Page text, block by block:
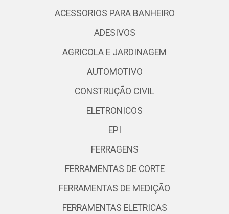
ACESSORIOS PARA BANHEIRO
ADESIVOS
AGRICOLA E JARDINAGEM
AUTOMOTIVO
CONSTRUÇÃO CIVIL
ELETRONICOS
EPI
FERRAGENS
FERRAMENTAS DE CORTE
FERRAMENTAS DE MEDIÇÃO
FERRAMENTAS ELETRICAS